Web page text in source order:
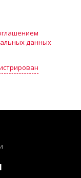
данных